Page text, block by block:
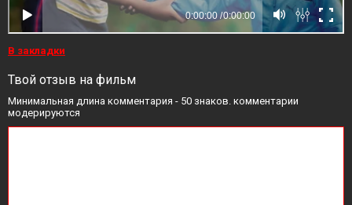
В закладки
Твой отзыв на фильм
Минимальная длина комментария - 50 знаков. комментарии
модерируются